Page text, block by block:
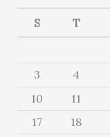
S T
3
4
10
11
17
18